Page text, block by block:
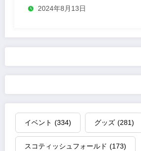
2024年8月13日
イベント (334) グッズ (281)
スコティッシュフォールド (173)